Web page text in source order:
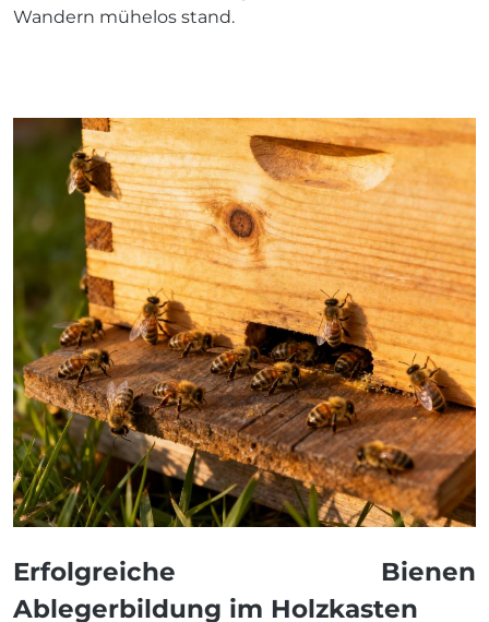
Wandern mühelos stand.
Erfolgreiche Bienen
Ablegerbildung im Holzkasten